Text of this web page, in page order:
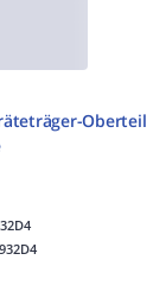
Oberteil